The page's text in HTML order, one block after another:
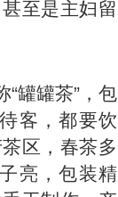
至是主妇留
罐罐茶”，包
客，都要饮
区，春茶多
亮，包装精